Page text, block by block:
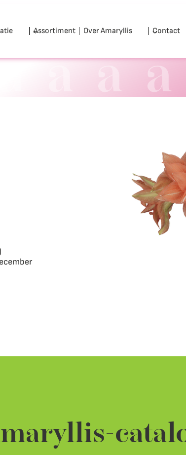
Assortiment Over Amaryllis Contact